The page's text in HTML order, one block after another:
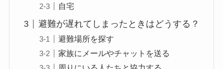
自宅
避難が遅れてしまったときはどうする？
避難場所を探す
家族にメールやチャットを送る